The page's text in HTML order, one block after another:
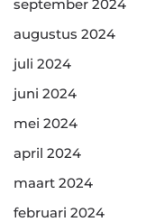
september 2024
augustus 2024
juli 2024
juni 2024
mei 2024
april 2024
maart 2024
februari 2024